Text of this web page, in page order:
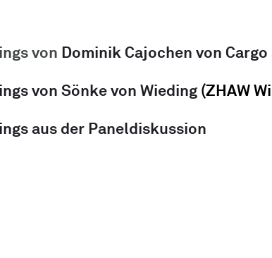
von Dominik Cajochen von
von Sönke von Wieding (ZHAW
aus der Paneldiskussion